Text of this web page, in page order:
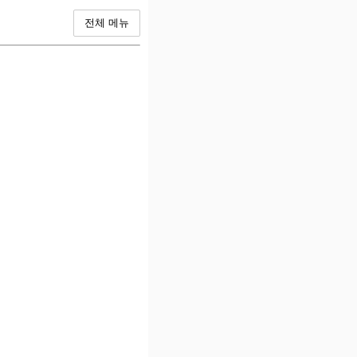
전체 메뉴